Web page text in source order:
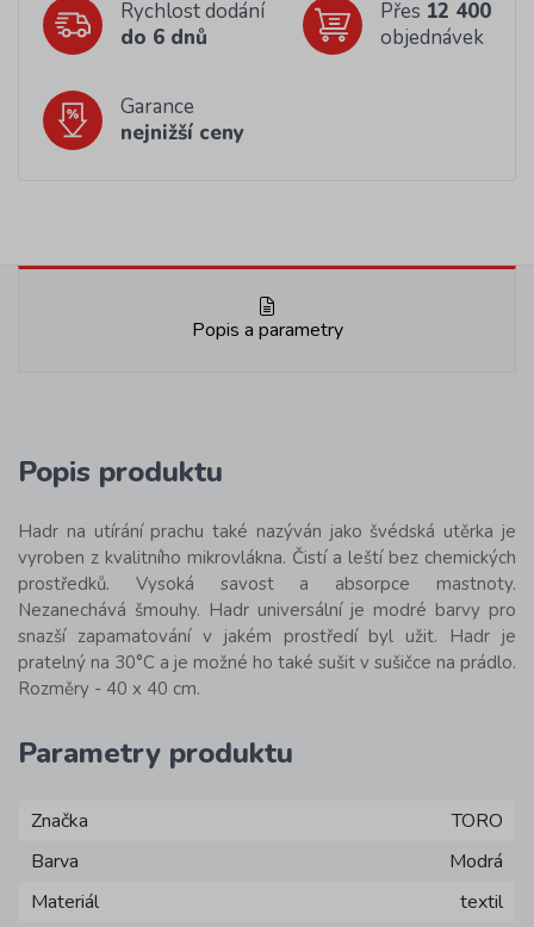
Rychlost dodání
do 6 dnů
Přes 12 400
objednávek
Garance
nejnižší ceny
Popis a parametry
Popis produktu
Hadr na utírání prachu také nazýván jako švédská utěrka je
vyroben z kvalitního mikrovlákna. Čistí a leští bez chemických
prostředků. Vysoká savost a absorpce mastnoty.
Nezanechává šmouhy. Hadr universální je modré barvy pro
snazší zapamatování v jakém prostředí byl užit. Hadr je
pratelný na 30°C a je možné ho také sušit v sušičce na prádlo.
Rozměry - 40 x 40 cm.
Parametry produktu
Značka
TORO
Barva
Modrá
Materiál
textil